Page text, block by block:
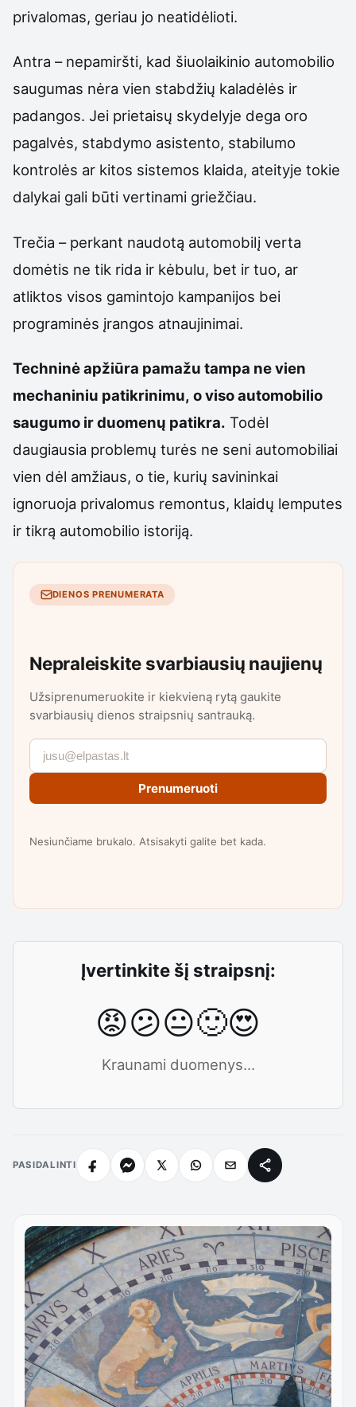
privalomas, geriau jo neatidėlioti.
Antra – nepamiršti, kad šiuolaikinio automobilio
saugumas nėra vien stabdžių kaladėlės ir
padangos. Jei prietaisų skydelyje dega oro
pagalvės, stabdymo asistento, stabilumo
kontrolės ar kitos sistemos klaida, ateityje tokie
dalykai gali būti vertinami griežčiau.
Trečia – perkant naudotą automobilį verta
domėtis ne tik rida ir kėbulu, bet ir tuo, ar
atliktos visos gamintojo kampanijos bei
programinės įrangos atnaujinimai.
Techninė apžiūra pamažu tampa ne vien
mechaniniu patikrinimu, o viso automobilio
saugumo ir duomenų patikra. Todėl
daugiausia problemų turės ne seni automobiliai
vien dėl amžiaus, o tie, kurių savininkai
ignoruoja privalomus remontus, klaidų lemputes
ir tikrą automobilio istoriją.
DIENOS PRENUMERATA
Nepraleiskite svarbiausių naujienų
Užsiprenumeruokite ir kiekvieną rytą gaukite
svarbiausių dienos straipsnių santrauką.
Prenumeruoti
Nesiunčiame brukalo. Atsisakyti galite bet kada.
Įvertinkite šį straipsnį:
😡😕😐🙂😍
Kraunami duomenys...
PASIDALINTI